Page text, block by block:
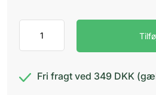
Barriere
Creme
Fri fragt ved 349 DKK